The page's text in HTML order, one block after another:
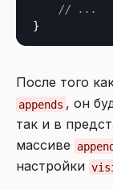
// ...
После того
appends , он
так и в
массиве
настройки